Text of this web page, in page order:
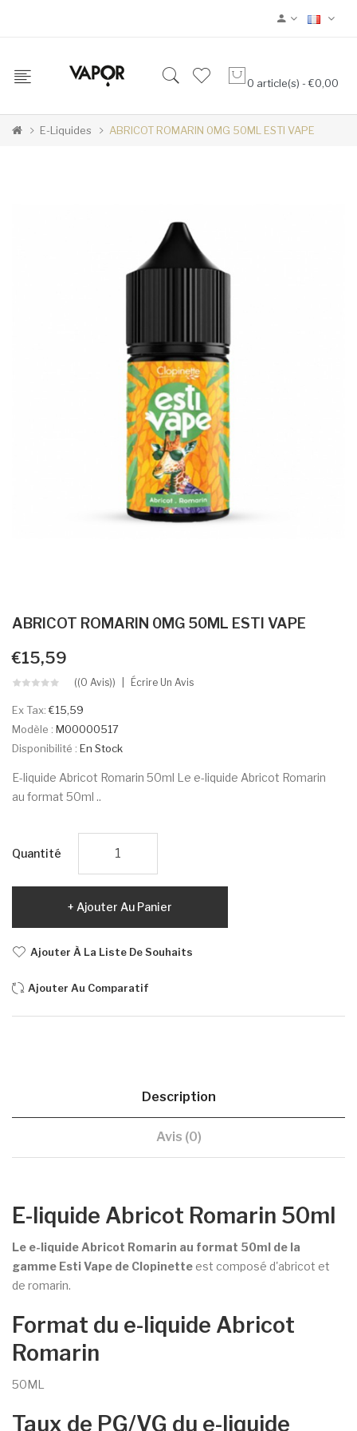
0 article(s) - €0,00
E-Liquides ABRICOT ROMARIN 0MG 50ML ESTI VAPE
ABRICOT ROMARIN 0MG 50ML ESTI VAPE
€15,59
((0 Avis)) Écrire Un Avis
Ex Tax:€15,59
Modèle : M00000517
Disponibilité : En Stock
E-liquide Abricot Romarin 50ml Le e-liquide Abricot Romarin
au format 50ml ..
Quantité
Ajouter Au Panier
Ajouter À La Liste De Souhaits
Ajouter Au Comparatif
Description
Avis (0)
E-liquide Abricot Romarin 50ml
Le e-liquide Abricot Romarin au format 50ml de la
gamme Esti Vape de Clopinette est composé d'abricot et
de romarin.
Format du e-liquide Abricot
Romarin
50ML
Taux de PG/VG du e-liquide